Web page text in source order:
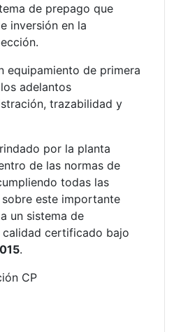
de prepago que
inversión en la
equipamiento de primera
adelantos
trazabilidad y
por la planta
de las normas de
todas las
este importante
un sistema de
calidad certificado bajo
.
CP